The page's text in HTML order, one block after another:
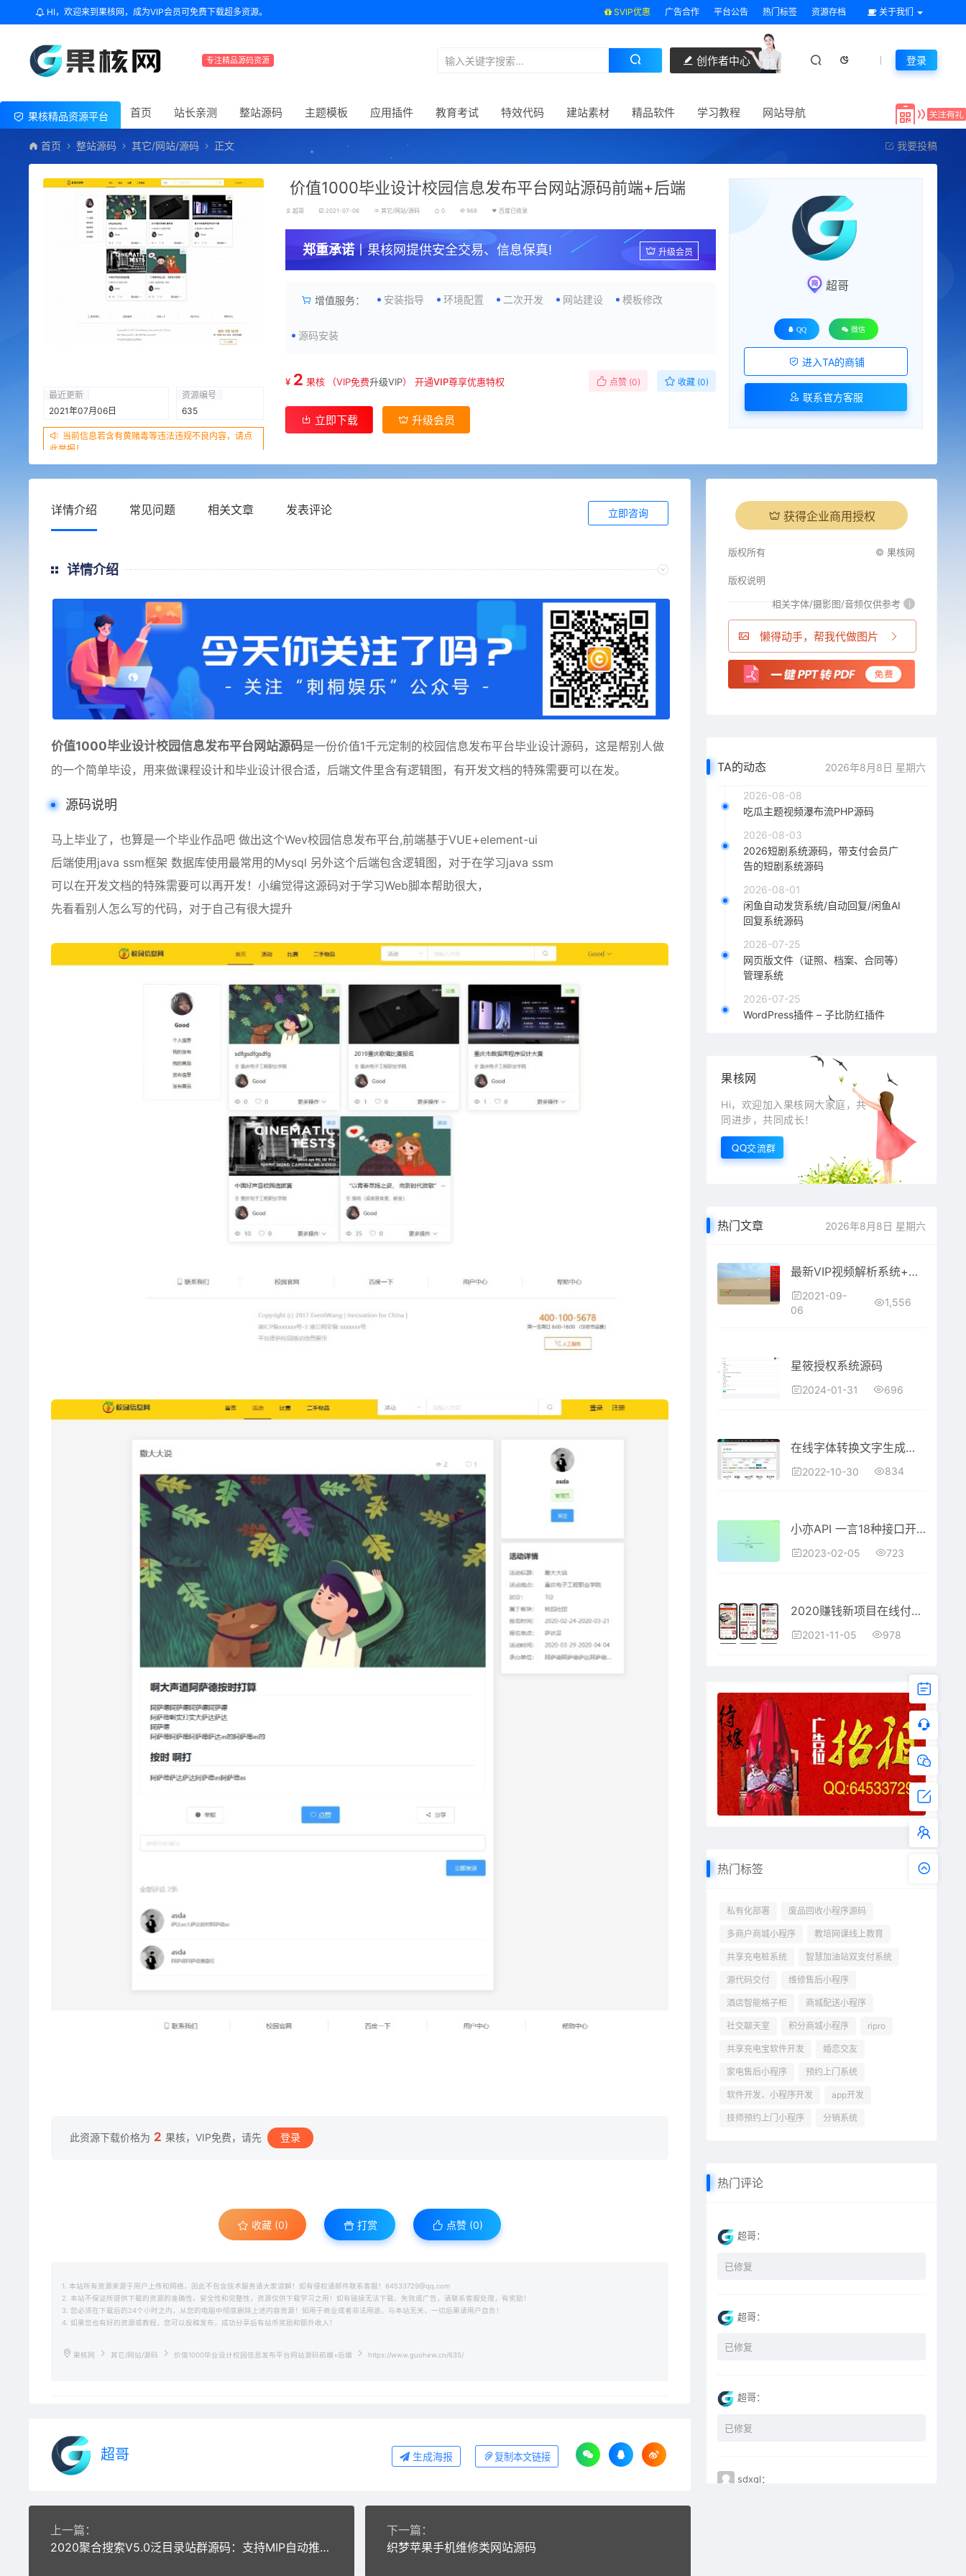
HI，欢迎来到果核网，成为VIP会员可免费下载超多资源。 SVIP优惠 广告合作 平台公告 热门标签 资源存档 关于我们
专注精品源码资源 创作者中心 登录
果核精品资源平台 首页 站长亲测 整站源码 主题模板 应用插件 教育考试 特效代码 建站素材 精品软件 学习教程 网站导航
首页 整站源码 其它/网站/源码 正文 我要投稿
最近更新
2021年07月06日
资源编号
635
当前信息若含有黄赌毒等违法违规不良内容，请点
此举报！
价值1000毕业设计校园信息发布平台网站源码前端+后端
超哥 2021-07-06 其它/网站/源码 0 968 百度已收录
郑重承诺丨果核网提供安全交易、信息保真! 升级会员
增值服务： 安装指导 环境配置 二次开发 网站建设 模板修改
源码安装
¥ 2 果核 （VIP免费升级VIP）开通VIP尊享优惠特权 点赞 (0) 收藏 (0)
立即下载 升级会员
超哥
QQ 微信
进入TA的商铺
联系官方客服
详情介绍 常见问题 相关文章 发表评论 立即咨询
详情介绍
价值1000毕业设计校园信息发布平台网站源码是一份价值1千元定制的校园信息发布平台毕业设计源码，这是帮别人做
的一个简单毕设，用来做课程设计和毕业设计很合适，后端文件里含有逻辑图，有开发文档的特殊需要可以在发。
源码说明
马上毕业了，也算是一个毕业作品吧 做出这个Wev校园信息发布平台,前端基于VUE+element-ui
后端使用java ssm框架 数据库使用最常用的Mysql 另外这个后端包含逻辑图，对于在学习java ssm
可以在开发文档的特殊需要可以再开发！小编觉得这源码对于学习Web脚本帮助很大，
先看看别人怎么写的代码，对于自己有很大提升
此资源下载价格为 2 果核，VIP免费，请先 登录
收藏 (0) 打赏 点赞 (0)
1. 本站所有资源来源于用户上传和网络，因此不包含技术服务请大家谅解！如有侵权请邮件联系客服！64533729@qq.com
2. 本站不保证所提供下载的资源的准确性、安全性和完整性，资源仅供下载学习之用！如有链接无法下载、失效或广告，请联系客服处理，有奖励！
3. 您必须在下载后的24个小时之内，从您的电脑中彻底删除上述内容资源！如用于商业或者非法用途，与本站无关，一切后果请用户自负！
4. 如果您也有好的资源或教程，您可以投稿发布，成功分享后有站币奖励和额外收入！
果核网 其它/网站/源码 价值1000毕业设计校园信息发布平台网站源码前端+后端 https://www.guohew.cn/635/
超哥 生成海报 复制本文链接
上一篇：
2020聚合搜索V5.0泛目录站群源码：支持MIP自动推送+搜索引擎快速收录+自主设置伪静态
下一篇：
织梦苹果手机维修类网站源码
获得企业商用授权
版权所有 © 果核网
版权说明
相关字体/摄影图/音频仅供参考 i
懒得动手，帮我代做图片
TA的动态 2026年8月8日 星期六
2026-08-08
吃瓜主题视频瀑布流PHP源码
2026-08-03
2026短剧系统源码，带支付会员广
告的短剧系统源码
2026-08-01
闲鱼自动发货系统/自动回复/闲鱼AI
回复系统源码
2026-07-25
网页版文件（证照、档案、合同等）
管理系统
2026-07-25
WordPress插件 – 子比防红插件
果核网
Hi，欢迎加入果核网大家庭，共
同进步，共同成长！
QQ交流群
热门文章 2026年8月8日 星期六
最新VIP视频解析系统+后台管理（和m1907差不多）原价500元
2021-09-
06
1,556
星筱授权系统源码
2024-01-31 696
在线字体转换文字生成艺术字系统源码-支持自己添加字体/在线艺术字体转换器
2022-10-30 834
小亦API 一言18种接口开源源码下载
2023-02-05 723
2020赚钱新项目在线付费起名源码_宝宝起名_八字起名_周易取名_周易八字起名平台网站
2021-11-05 978
热门标签
私有化部署 废品回收小程序源码
多商户商城小程序 教培网课线上教育
共享充电桩系统 智慧加油站双支付系统
源代码交付 维修售后小程序
酒店智能格子柜 商城配送小程序
社交聊天室 积分商城小程序 ripro
共享充电宝软件开发 婚恋交友
家电售后小程序 预约上门系统
软件开发、小程序开发 app开发
技师预约上门小程序 分销系统
热门评论
超哥：
已修复
超哥：
已修复
超哥：
已修复
sdxql：